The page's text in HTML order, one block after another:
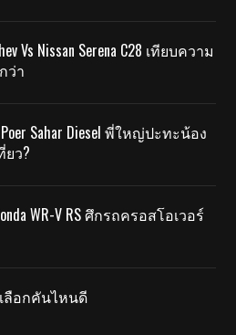
Vs Nissan Serena C28 เทียบความ
ว่า
Poer Sahar Diesel พี่ใหญ่ปะทะน้อง
ว?
WR-V RS ศึกรถครอสโอเวอร์
เลือกคันไหนดี